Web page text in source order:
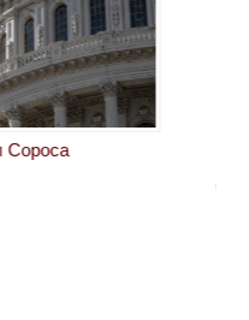
Сороса